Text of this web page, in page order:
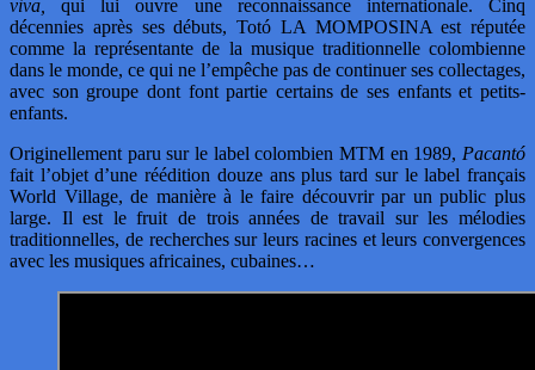
viva,
qui lui ouvre une reconnaissance internationale. Cinq
décennies après ses débuts, Totó LA MOMPOSINA est réputée
comme la représentante de la musique traditionnelle colombienne
dans le monde, ce qui ne l’empêche pas de continuer ses collectages,
avec son groupe dont font partie certains de ses enfants et petits-
enfants.
Originellement paru sur le label colombien MTM en 1989, Pacantó
fait l’objet d’une réédition douze ans plus tard sur le label français
World Village, de manière à le faire découvrir par un public plus
large. Il est le fruit de trois années de travail sur les mélodies
traditionnelles, de recherches sur leurs racines et leurs convergences
avec les musiques africaines, cubaines…